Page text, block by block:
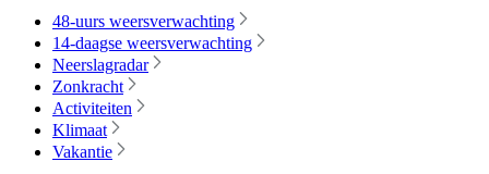
48-uurs weersverwachting
14-daagse weersverwachting
Neerslagradar
Zonkracht
Activiteiten
Klimaat
Vakantie